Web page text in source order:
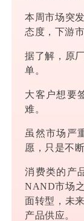
本周市场突
态度，下游
据了解，原
单。
大客户想要
难。
虽然市场严
愿，只是不
消费类的产
NAND市场
面转型，未
产品供应。